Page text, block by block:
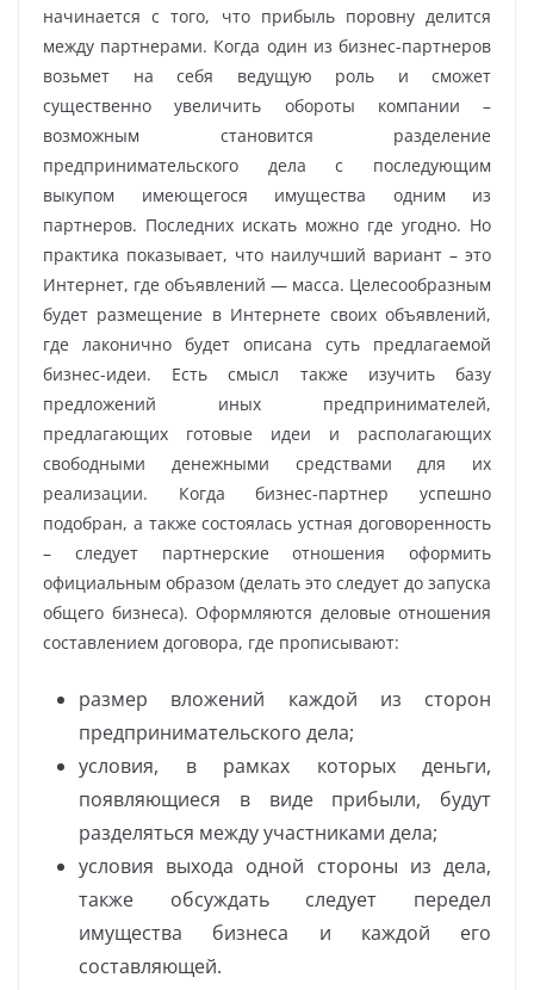
начинается с того, что прибыль поровну делится
между партнерами. Когда один из бизнес-партнеров
возьмет на себя ведущую роль и сможет
существенно увеличить обороты компании –
возможным становится разделение
предпринимательского дела с последующим
выкупом имеющегося имущества одним из
партнеров. Последних искать можно где угодно. Но
практика показывает, что наилучший вариант – это
Интернет, где объявлений — масса. Целесообразным
будет размещение в Интернете своих объявлений,
где лаконично будет описана суть предлагаемой
бизнес-идеи. Есть смысл также изучить базу
предложений иных предпринимателей,
предлагающих готовые идеи и располагающих
свободными денежными средствами для их
реализации. Когда бизнес-партнер успешно
подобран, а также состоялась устная договоренность
– следует партнерские отношения оформить
официальным образом (делать это следует до запуска
общего бизнеса). Оформляются деловые отношения
составлением договора, где прописывают:
размер вложений каждой из сторон
предпринимательского дела;
условия, в рамках которых деньги,
появляющиеся в виде прибыли, будут
разделяться между участниками дела;
условия выхода одной стороны из дела,
также обсуждать следует передел
имущества бизнеса и каждой его
составляющей.